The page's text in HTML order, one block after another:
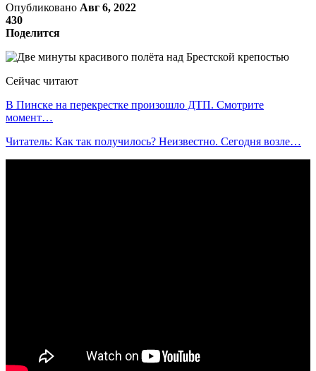
Опубликовано Авг 6, 2022
430
Поделится
Сейчас читают
В Пинске на перекрестке произошло ДТП. Смотрите
момент…
Читатель: Как так получилось? Неизвестно. Сегодня возле…